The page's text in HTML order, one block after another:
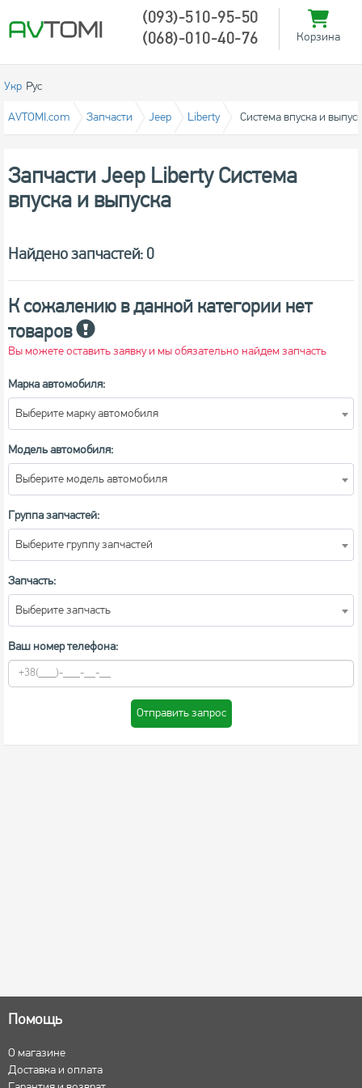
(093)-510-95-50
(068)-010-40-76
Корзина
Укр Рус
AVTOMI.com Запчасти Jeep Liberty Система впуска и
Запчасти Jeep Liberty Система
впуска и выпуска
Найдено запчастей: 0
К сожалению в данной категории нет
товаров
Вы можете оставить заявку и мы обязательно найдем запчасть
Марка автомобиля:
Выберите марку автомобиля
Модель автомобиля:
Выберите модель автомобиля
Группа запчастей:
Выберите группу запчастей
Запчасть:
Выберите запчасть
Ваш номер телефона:
Отправить запрос
Помощь
О магазине
Доставка и оплата